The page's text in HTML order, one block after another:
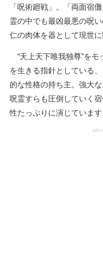
「呪術廻戦」。「両面宿
霊の中でも最凶最悪の呪
仁の肉体を器として現世に
“天上天下唯我独尊”をモ
を生きる指針としている
的な性格の持ち主。強大
呪霊すらも圧倒していく
性たっぷりに演じています